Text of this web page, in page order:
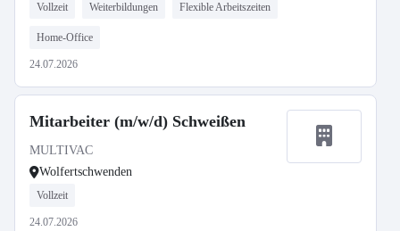
Vollzeit Weiterbildungen Flexible Arbeitszeiten
Home-Office
24.07.2026
Mitarbeiter (m/w/d) Schweißen
MULTIVAC
Wolfertschwenden
Vollzeit
24.07.2026